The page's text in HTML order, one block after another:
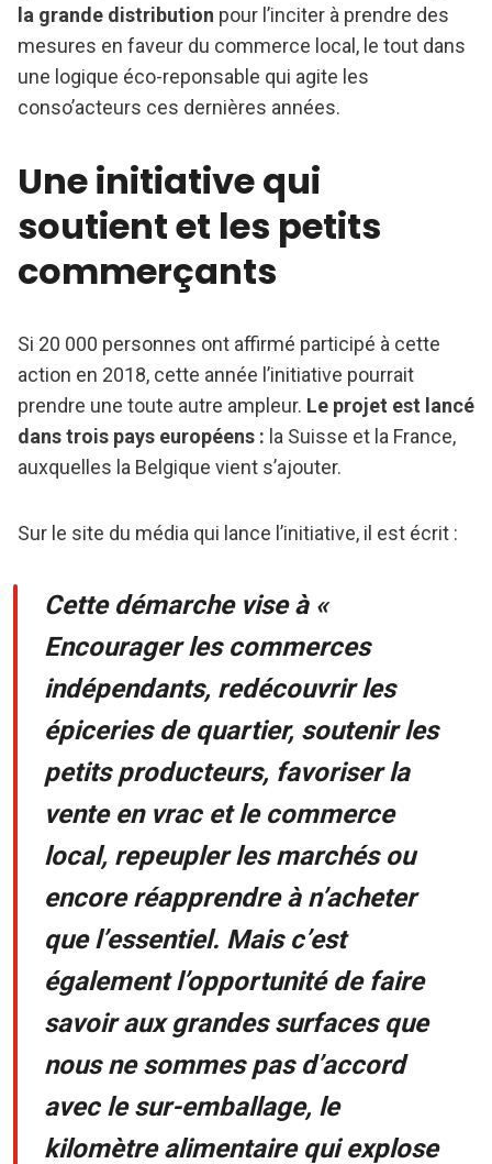
la grande distribution pour l’inciter à prendre des
mesures en faveur du commerce local, le tout dans
une logique éco-reponsable qui agite les
conso’acteurs ces dernières années.
Une initiative qui
soutient et les petits
commerçants
Si 20 000 personnes ont affirmé participé à cette
action en 2018, cette année l’initiative pourrait
prendre une toute autre ampleur. Le projet est lancé
dans trois pays européens : la Suisse et la France,
auxquelles la Belgique vient s’ajouter.
Sur le site du média qui lance l’initiative, il est écrit :
Cette démarche vise à «
Encourager les commerces
indépendants, redécouvrir les
épiceries de quartier, soutenir les
petits producteurs, favoriser la
vente en vrac et le commerce
local, repeupler les marchés ou
encore réapprendre à n’acheter
que l’essentiel. Mais c’est
également l’opportunité de faire
savoir aux grandes surfaces que
nous ne sommes pas d’accord
avec le sur-emballage, le
kilomètre alimentaire qui explose